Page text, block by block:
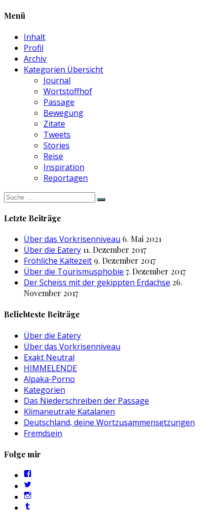
Menü
Inhalt
Profil
Archiv
Kategorien Übersicht
Journal
Wortstoffhof
Passage
Bewegung
Zitate
Tweets
Stories
Reise
Inspiration
Reportagen
Suche
nach:
Letzte Beiträge
Über das Vorkrisenniveau 6. Mai 2021
Über die Eatery 11. Dezember 2017
Fröhliche Kältezeit 9. Dezember 2017
Über die Tourismusphobie 7. Dezember 2017
Der Scheiss mit der gekippten Erdachse 26.
November 2017
Beliebteste Beiträge
Über die Eatery
Über das Vorkrisenniveau
Exakt Neutral
HIMMELENDE
Alpaka-Porno
Kategorien
Das Niederschreiben der Passage
Klimaneutrale Katalanen
Deutschland, deine Wortzusammensetzungen
Fremdsein
Folge mir